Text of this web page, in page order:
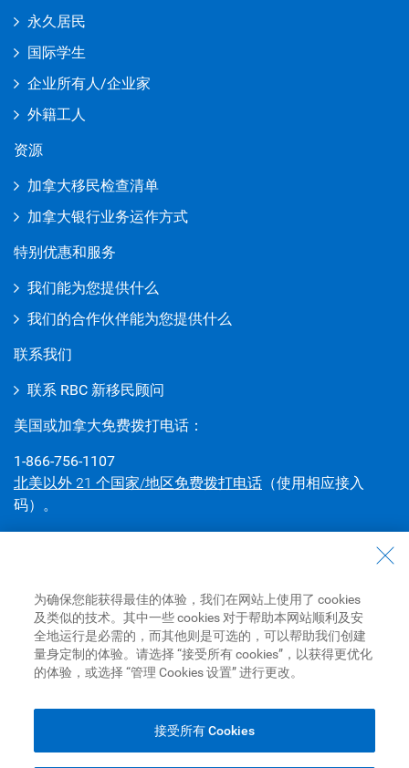
永久居民
国际学生
企业所有人/企业家
外籍工人
资源
加拿大移民检查清单
加拿大银行业务运作方式
特别优惠和服务
我们能为您提供什么
我们的合作伙伴能为您提供什么
联系我们
联系 RBC 新移民顾问
美国或加拿大免费拨打电话：
1-866-756-1107
北美以外 21 个国家/地区免费拨打电话 （使用相应接入
码）。
若需拨打免费的接听方付费电话，请联系您的电话查号系统
或国际话务员，获取国际接入代码或其他可能适用于您所在
国家/地区的专用拨号代码。
查找分行和进行预约
Royal Bank of Canada Website,
为确保您能获得最佳的体验，我们在网站上使用了 cookies
及类似的技术。其中一些 cookies 对于帮助本网站顺利及安
全地运行是必需的，而其他则是可选的，可以帮助我们创建
量身定制的体验。请选择 “接受所有 cookies”，以获得更优化
的体验，或选择 “管理 Cookies 设置” 进行更改。
接受所有 Cookies